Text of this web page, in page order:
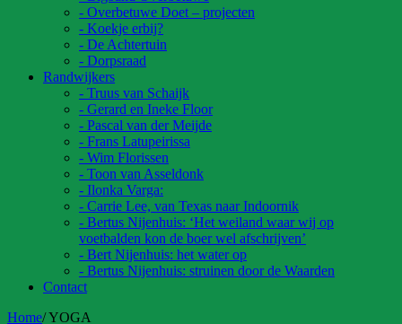
- Overbetuwe Doet – projecten
- Koekje erbij?
- De Achtertuin
- Dorpsraad
Randwijkers
- Truus van Schaijk
- Gerard en Ineke Floor
- Pascal van der Meijde
- Frans Latupeirissa
- Wim Florissen
- Toon van Asseldonk
- Ilonka Varga:
- Carrie Lee, van Texas naar Indoornik
- Bertus Nijenhuis: ‘Het weiland waar wij op
voetbalden kon de boer wel afschrijven’
- Bert Nijenhuis: het water op
- Bertus Nijenhuis: struinen door de Waarden
Contact
Home/YOGA